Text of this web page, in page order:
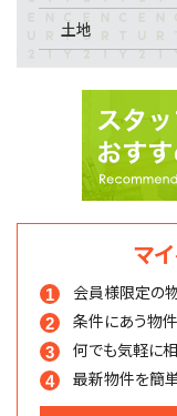
土地
マ
会員様限定の
条件にあう物
何でも気軽に相
最新物件を簡単